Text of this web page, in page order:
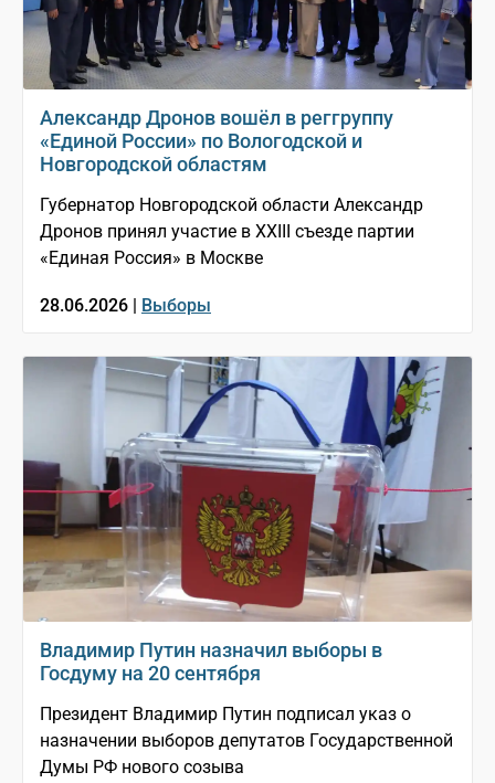
Александр Дронов вошёл в реггруппу
«Единой России» по Вологодской и
Новгородской областям
Губернатор Новгородской области Александр
Дронов принял участие в XXIII съезде партии
«Единая Россия» в Москве
28.06.2026 | Выборы
Владимир Путин назначил выборы в
Госдуму на 20 сентября
Президент Владимир Путин подписал указ о
назначении выборов депутатов Государственной
Думы РФ нового созыва